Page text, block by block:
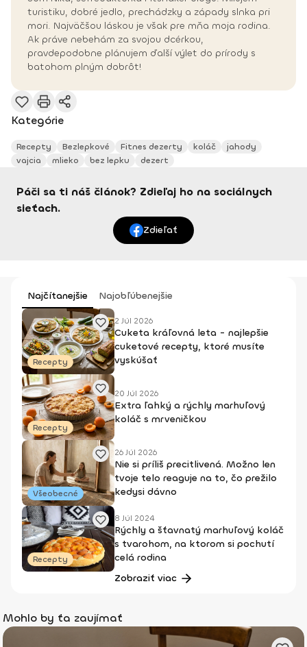
turistiku, dobré jedlo, prechádzky a západy slnka pri
mori. Najväčšou láskou je však pre mňa moja rodina.
Ak práve nebehám za svojou dcérkou,
pravdepodobne plánujem ďalší výlet do prírody s
batohom plným dobrôt!
Kategórie
Recepty Bezlepkové Fitnes dezerty koláč
jahody
vajcia
mlieko bez lepku dezert
Páči sa ti náš článok? Zdieľaj ho na sociálnych
sieťach.
Zdieľať
Najčítanejšie Najobľúbenejšie
Recepty
2 Júl 2026
Cuketa kráľovná leta - najlepšie
cuketové recepty, ktoré musíte
vyskúšať
Recepty
20 Júl 2026
Extra ľahký a rýchly marhuľový
koláč s mrveničkou
Všeobecné
26 Júl 2026
Nie si príliš precitlivená. Možno len
tvoje telo reaguje na to, čo prežilo
kedysi dávno
Recepty
8 Júl 2024
Rýchly a šťavnatý marhuľový koláč
s tvarohom, na ktorom si pochutí
celá rodina
Zobraziť viac
Mohlo by ťa zaujímať